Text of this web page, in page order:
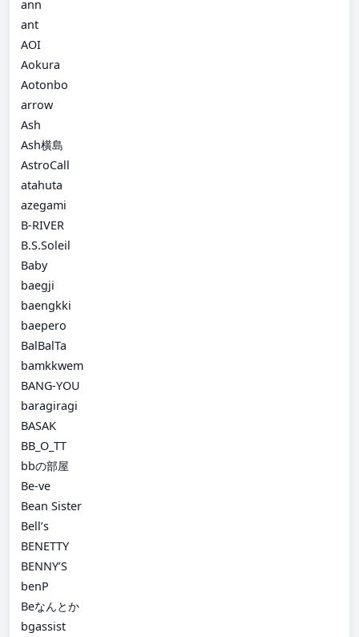
ann
ant
AOI
Aokura
Aotonbo
arrow
Ash
Ash横島
AstroCall
atahuta
azegami
B-RIVER
B.S.Soleil
Baby
baegji
baengkki
baepero
BalBalTa
bamkkwem
BANG-YOU
baragiragi
BASAK
BB_O_TT
bbの部屋
Be-ve
Bean Sister
Bell’s
BENETTY
BENNY’S
benP
Beなんとか
bgassist